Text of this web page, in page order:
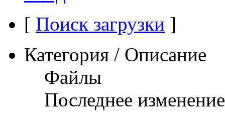
[ Поиск загрузки ]
Категория / Описание
Файлы
Последнее изменение